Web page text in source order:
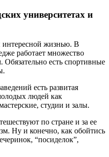
университетах и
жизнью. В
работает множество
есть спортивные
есть развитая
людей как
студии и залы.
по стране и за ее
Ну и конечно, как обойтись
“посиделок”,